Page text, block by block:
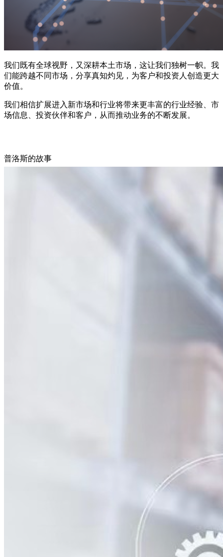
我们既有全球视野，又深耕本土市场，这让我们独树一帜。我
们能跨越不同市场，分享真知灼见，为客户和投资人创造更大
价值。
我们相信扩展进入新市场和行业将带来更丰富的行业经验、市
场信息、投资伙伴和客户，从而推动业务的不断发展。
普洛斯的故事